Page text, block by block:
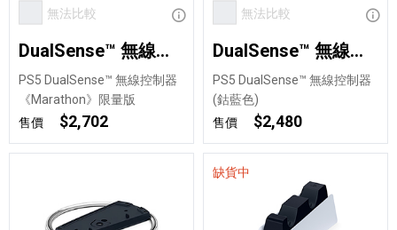
無法比較 顯示資訊
DualSense™ 無線控制器《Marathon》限量版
PS5 DualSense™ 無線控制器
《Marathon》限量版
售價
$2,702
無法比較 顯示
DualSense™ 無線控制器 (鈷藍色)
PS5 DualSense™ 無線控制器
(鈷藍色)
售價
$2,480
缺貨中